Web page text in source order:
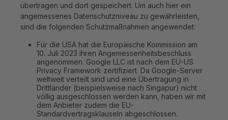
übertragen und dort gespeichert. Um auch hier ein
angemessenes Datenschutzniveau zu gewährleisten,
sind die folgenden Schutzmaßnahmen angewendet:
Für die USA hat die Europäische Kommission am
10. Juli 2023 ihren Angemessenheitsbeschluss
angenommen. Google LLC ist nach dem EU-US
Privacy Framework zertifiziert. Da Google-Server
weltweit verteilt sind und eine Übertragung in
Drittländer (beispielsweise nach Singapur) nicht
völlig ausgeschlossen werden kann, haben wir mit
dem Anbieter zudem die EU-
Standardvertragsklauseln abgeschlossen.